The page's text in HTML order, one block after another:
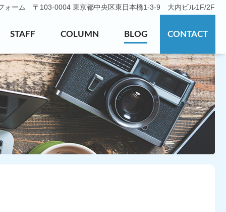
ォーム 〒103-0004 東京都中央区東日本橋1-3-9 大内ビル1F/2F
STAFF COLUMN BLOG CONTACT